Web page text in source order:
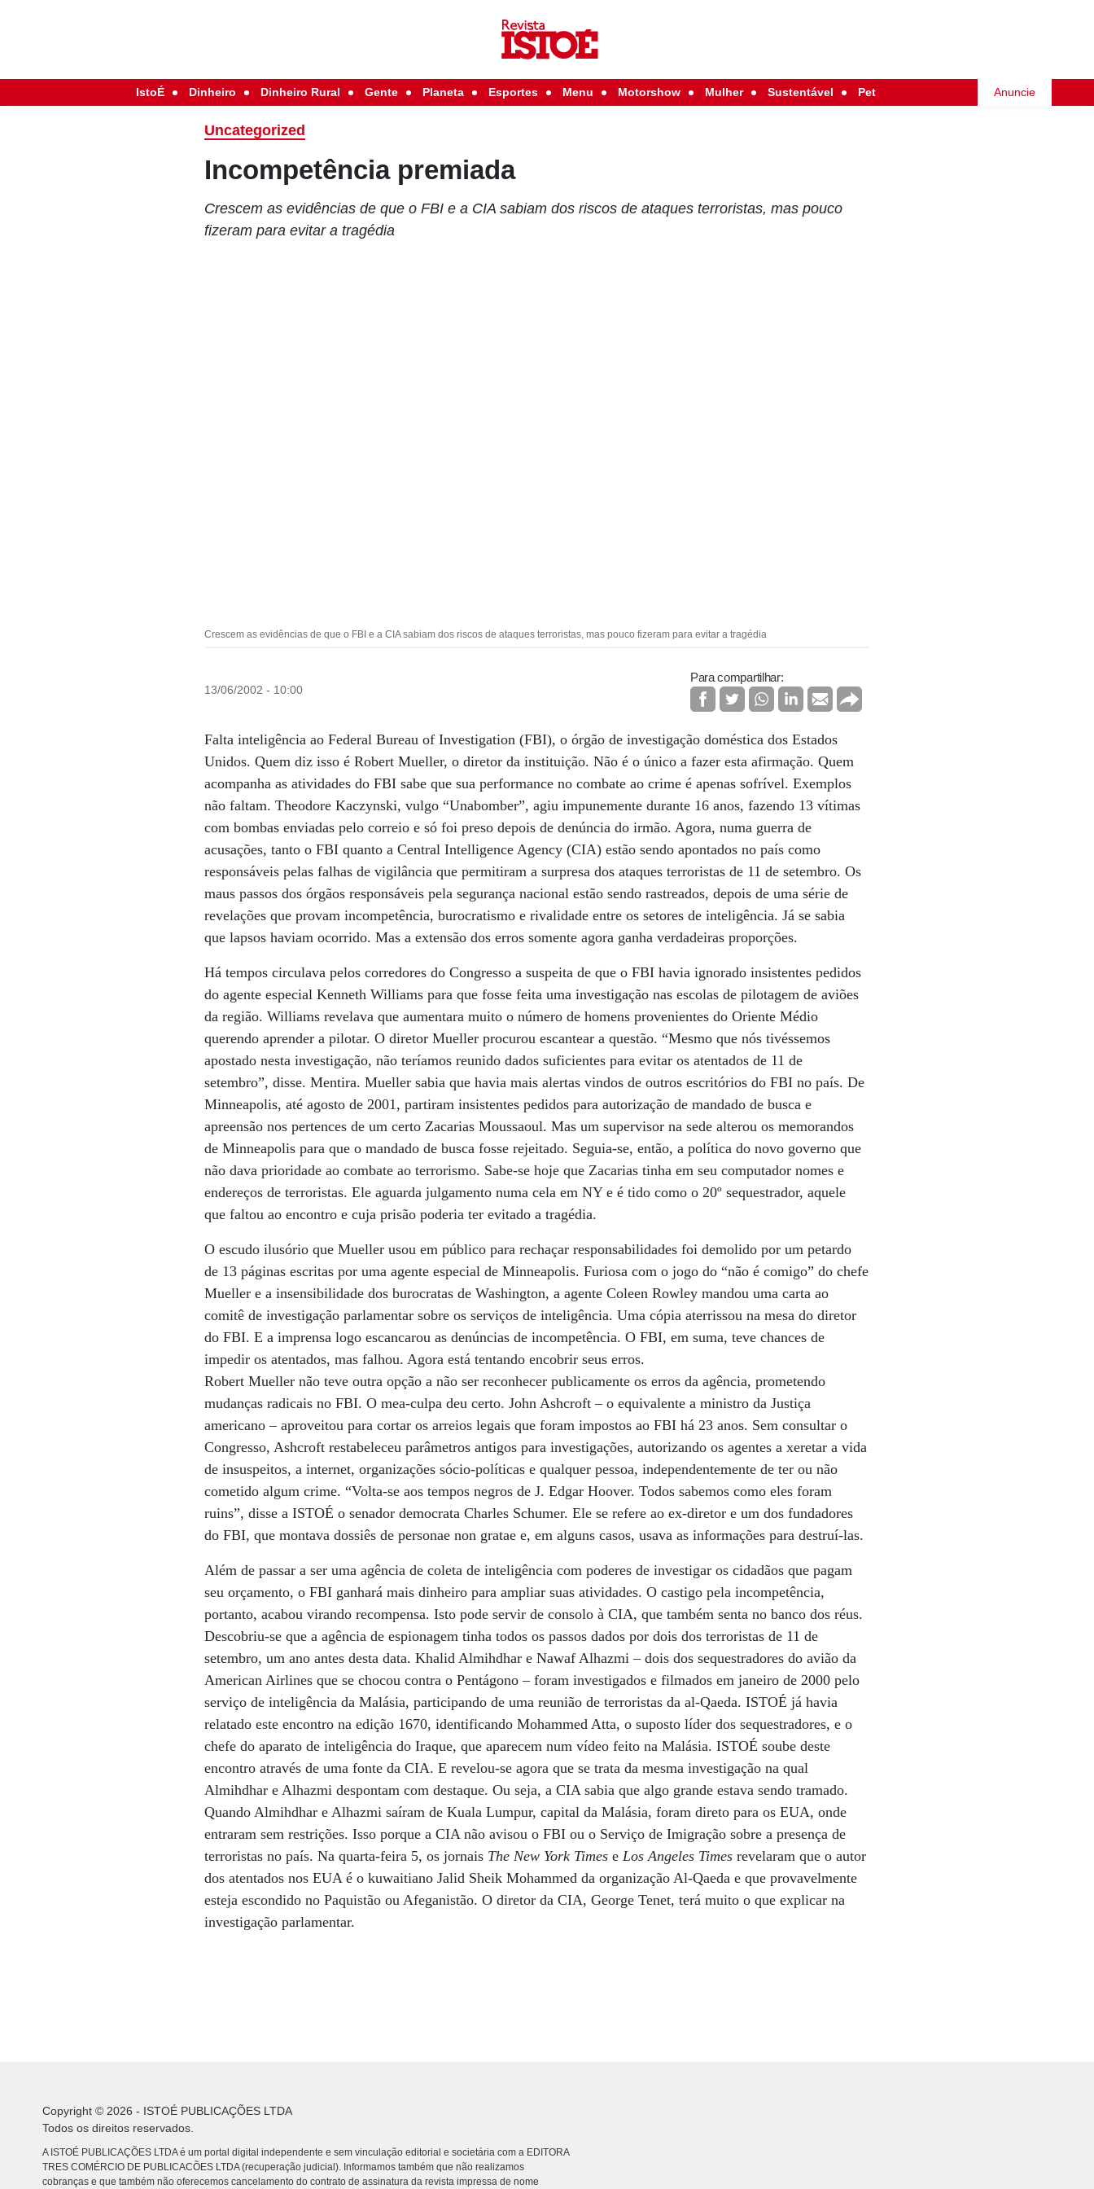
IstoÉ Dinheiro Dinheiro Rural Gente Planeta Esportes Menu Motorshow Mulher Sustentável Pet Anuncie
Uncategorized
Incompetência premiada
Crescem as evidências de que o FBI e a CIA sabiam dos riscos de ataques terroristas, mas pouco
fizeram para evitar a tragédia
Crescem as evidências de que o FBI e a CIA sabiam dos riscos de ataques terroristas, mas pouco fizeram para evitar a tragédia
13/06/2002 - 10:00
Para compartilhar:
Falta inteligência ao Federal Bureau of Investigation (FBI), o órgão de investigação doméstica dos Estados
Unidos. Quem diz isso é Robert Mueller, o diretor da instituição. Não é o único a fazer esta afirmação. Quem
acompanha as atividades do FBI sabe que sua performance no combate ao crime é apenas sofrível. Exemplos
não faltam. Theodore Kaczynski, vulgo “Unabomber”, agiu impunemente durante 16 anos, fazendo 13 vítimas
com bombas enviadas pelo correio e só foi preso depois de denúncia do irmão. Agora, numa guerra de
acusações, tanto o FBI quanto a Central Intelligence Agency (CIA) estão sendo apontados no país como
responsáveis pelas falhas de vigilância que permitiram a surpresa dos ataques terroristas de 11 de setembro. Os
maus passos dos órgãos responsáveis pela segurança nacional estão sendo rastreados, depois de uma série de
revelações que provam incompetência, burocratismo e rivalidade entre os setores de inteligência. Já se sabia
que lapsos haviam ocorrido. Mas a extensão dos erros somente agora ganha verdadeiras proporções.
Há tempos circulava pelos corredores do Congresso a suspeita de que o FBI havia ignorado insistentes pedidos
do agente especial Kenneth Williams para que fosse feita uma investigação nas escolas de pilotagem de aviões
da região. Williams revelava que aumentara muito o número de homens provenientes do Oriente Médio
querendo aprender a pilotar. O diretor Mueller procurou escantear a questão. “Mesmo que nós tivéssemos
apostado nesta investigação, não teríamos reunido dados suficientes para evitar os atentados de 11 de
setembro”, disse. Mentira. Mueller sabia que havia mais alertas vindos de outros escritórios do FBI no país. De
Minneapolis, até agosto de 2001, partiram insistentes pedidos para autorização de mandado de busca e
apreensão nos pertences de um certo Zacarias Moussaoul. Mas um supervisor na sede alterou os memorandos
de Minneapolis para que o mandado de busca fosse rejeitado. Seguia-se, então, a política do novo governo que
não dava prioridade ao combate ao terrorismo. Sabe-se hoje que Zacarias tinha em seu computador nomes e
endereços de terroristas. Ele aguarda julgamento numa cela em NY e é tido como o 20º sequestrador, aquele
que faltou ao encontro e cuja prisão poderia ter evitado a tragédia.
O escudo ilusório que Mueller usou em público para rechaçar responsabilidades foi demolido por um petardo
de 13 páginas escritas por uma agente especial de Minneapolis. Furiosa com o jogo do “não é comigo” do chefe
Mueller e a insensibilidade dos burocratas de Washington, a agente Coleen Rowley mandou uma carta ao
comitê de investigação parlamentar sobre os serviços de inteligência. Uma cópia aterrissou na mesa do diretor
do FBI. E a imprensa logo escancarou as denúncias de incompetência. O FBI, em suma, teve chances de
impedir os atentados, mas falhou. Agora está tentando encobrir seus erros.
Robert Mueller não teve outra opção a não ser reconhecer publicamente os erros da agência, prometendo
mudanças radicais no FBI. O mea-culpa deu certo. John Ashcroft – o equivalente a ministro da Justiça
americano – aproveitou para cortar os arreios legais que foram impostos ao FBI há 23 anos. Sem consultar o
Congresso, Ashcroft restabeleceu parâmetros antigos para investigações, autorizando os agentes a xeretar a vida
de insuspeitos, a internet, organizações sócio-políticas e qualquer pessoa, independentemente de ter ou não
cometido algum crime. “Volta-se aos tempos negros de J. Edgar Hoover. Todos sabemos como eles foram
ruins”, disse a ISTOÉ o senador democrata Charles Schumer. Ele se refere ao ex-diretor e um dos fundadores
do FBI, que montava dossiês de personae non gratae e, em alguns casos, usava as informações para destruí-las.
Além de passar a ser uma agência de coleta de inteligência com poderes de investigar os cidadãos que pagam
seu orçamento, o FBI ganhará mais dinheiro para ampliar suas atividades. O castigo pela incompetência,
portanto, acabou virando recompensa. Isto pode servir de consolo à CIA, que também senta no banco dos réus.
Descobriu-se que a agência de espionagem tinha todos os passos dados por dois dos terroristas de 11 de
setembro, um ano antes desta data. Khalid Almihdhar e Nawaf Alhazmi – dois dos sequestradores do avião da
American Airlines que se chocou contra o Pentágono – foram investigados e filmados em janeiro de 2000 pelo
serviço de inteligência da Malásia, participando de uma reunião de terroristas da al-Qaeda. ISTOÉ já havia
relatado este encontro na edição 1670, identificando Mohammed Atta, o suposto líder dos sequestradores, e o
chefe do aparato de inteligência do Iraque, que aparecem num vídeo feito na Malásia. ISTOÉ soube deste
encontro através de uma fonte da CIA. E revelou-se agora que se trata da mesma investigação na qual
Almihdhar e Alhazmi despontam com destaque. Ou seja, a CIA sabia que algo grande estava sendo tramado.
Quando Almihdhar e Alhazmi saíram de Kuala Lumpur, capital da Malásia, foram direto para os EUA, onde
entraram sem restrições. Isso porque a CIA não avisou o FBI ou o Serviço de Imigração sobre a presença de
terroristas no país. Na quarta-feira 5, os jornais The New York Times e Los Angeles Times revelaram que o autor
dos atentados nos EUA é o kuwaitiano Jalid Sheik Mohammed da organização Al-Qaeda e que provavelmente
esteja escondido no Paquistão ou Afeganistão. O diretor da CIA, George Tenet, terá muito o que explicar na
investigação parlamentar.
Copyright © 2026 - ISTOÉ PUBLICAÇÕES LTDA
Todos os direitos reservados.
A ISTOÉ PUBLICAÇÕES LTDA é um portal digital independente e sem vinculação editorial e societária com a EDITORA
TRES COMÉRCIO DE PUBLICACÕES LTDA (recuperação judicial). Informamos também que não realizamos
cobranças e que também não oferecemos cancelamento do contrato de assinatura da revista impressa de nome